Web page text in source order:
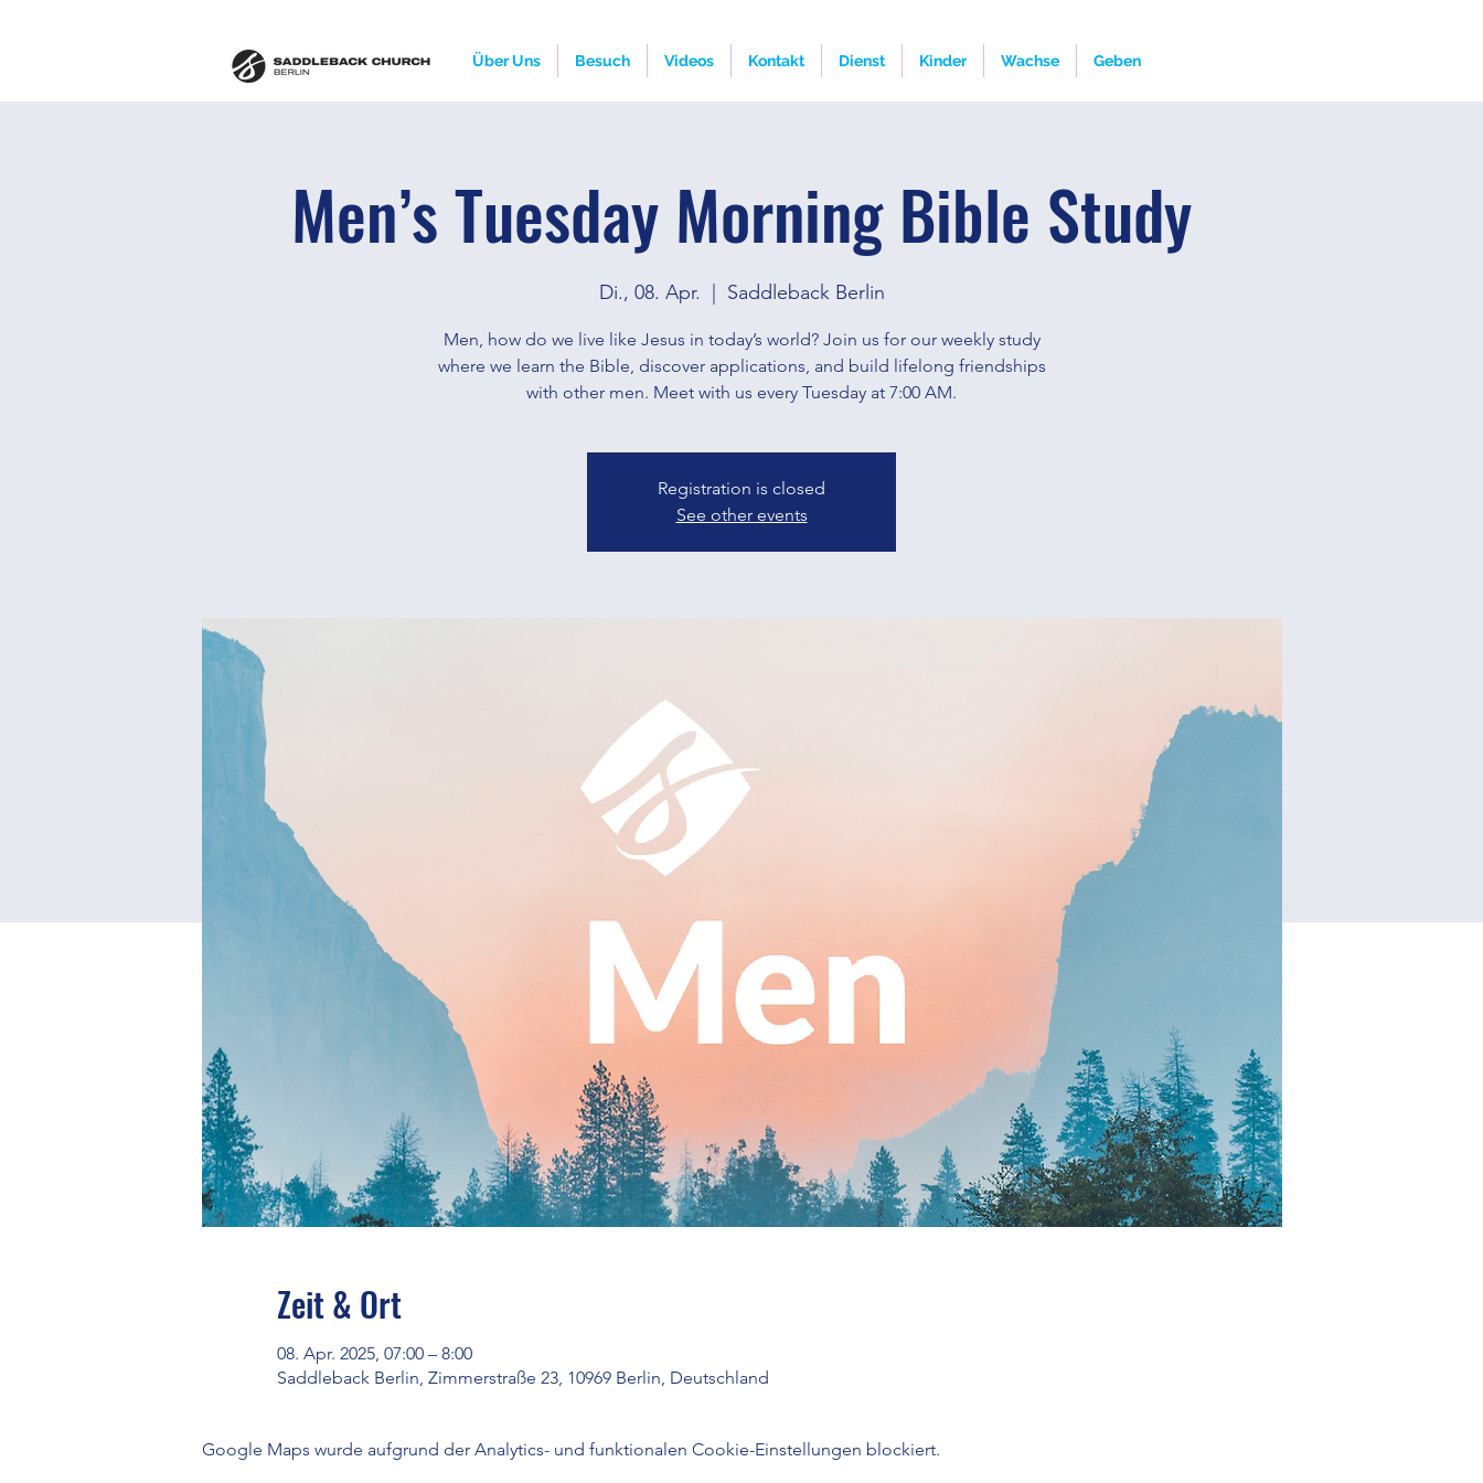
Über Uns Besuch Videos Kontakt Dienst Kinder Wachse Geben
Men’s Tuesday Morning Bible Study
Di., 08. Apr. Saddleback Berlin
Men, how do we live like Jesus in today’s world? Join us for our weekly study
where we learn the Bible, discover applications, and build lifelong friendships
with other men. Meet with us every Tuesday at 7:00 AM.
Registration is closed
See other events
Zeit & Ort
08. Apr. 2025, 07:00 – 8:00
Saddleback Berlin, Zimmerstraße 23, 10969 Berlin, Deutschland
Google Maps wurde aufgrund der Analytics- und funktionalen Cookie-Einstellungen blockiert.